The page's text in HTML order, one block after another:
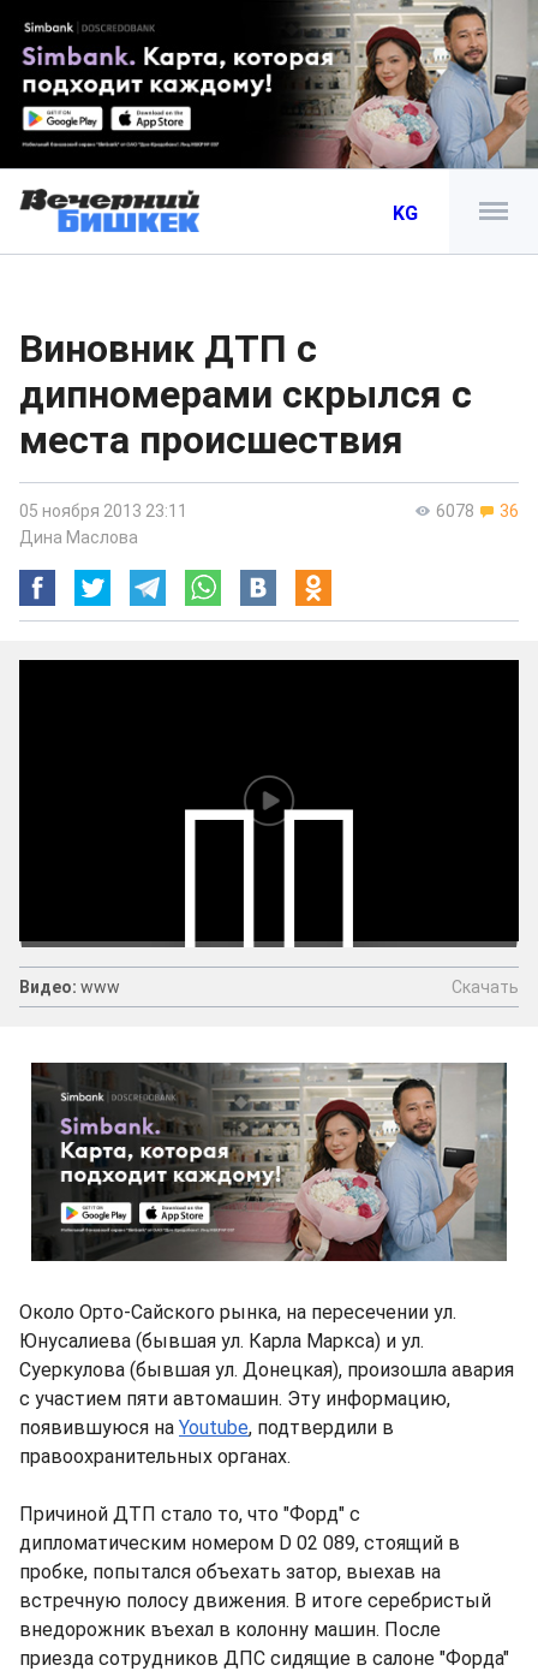
KG
Виновник ДТП с
дипномерами скрылся с
места происшествия
6078 36
05 ноября 2013 23:11
Дина Маслова
Видео: www Скачать
Около Орто-Сайского рынка, на пересечении ул.
Юнусалиева (бывшая ул. Карла Маркса) и ул.
Суеркулова (бывшая ул. Донецкая), произошла авария
с участием пяти автомашин. Эту информацию,
появившуюся на Youtube, подтвердили в
правоохранительных органах.
Причиной ДТП стало то, что "Форд" с
дипломатическим номером D 02 089, стоящий в
пробке, попытался объехать затор, выехав на
встречную полосу движения. В итоге серебристый
внедорожник въехал в колонну машин. После
приезда сотрудников ДПС сидящие в салоне "Форда"